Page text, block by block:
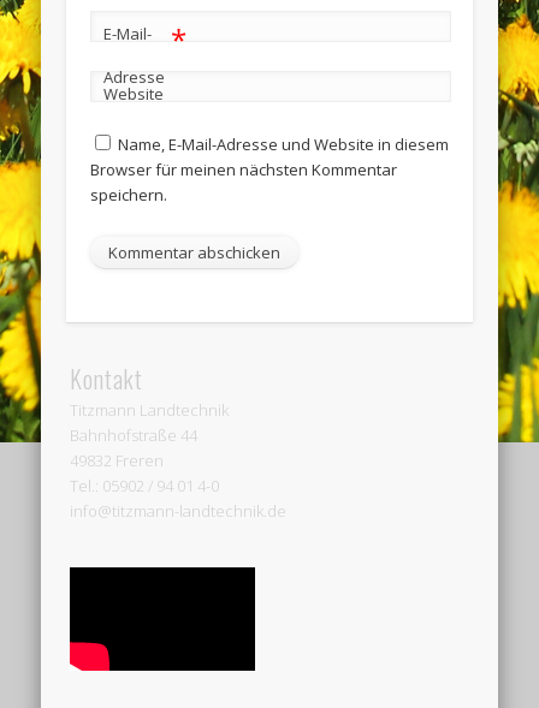
E-Mail-
Adresse
*
Website
Name, E-Mail-Adresse und Website in diesem
Browser für meinen nächsten Kommentar
speichern.
Kontakt
Titzmann Landtechnik
Bahnhofstraße 44
49832 Freren
Tel.: 05902 / 94 01 4-0
info@titzmann-landtechnik.de